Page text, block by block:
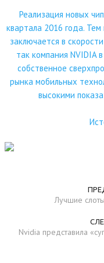
Реализация новых
квартала 2016 года.
заключается в
так компания NVIDIA
собственное
рынка мобильных
высокими
Лучшие
Nvidia представила